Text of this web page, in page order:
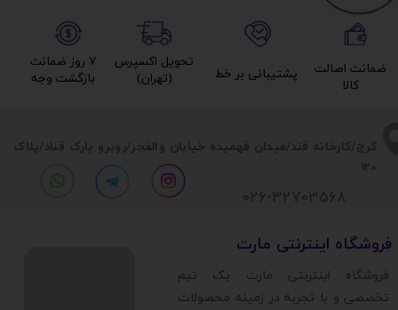
​​کرج/کارخانه قند/میدان فهمیده خیابان والفجر/روبرو پارک قناد/پلاک
120
​فروشگاه اینترنتی مارت
​فروشگاه اینترنتی مارت یک تیم
تخصصی و با تجربه در زمینه محصولات
026-32703568
۷ روز ضمانت
بازگشت وجه​​​​​​​
تحویل اکسپرس
(تهران)​​​​​​​
پشتیبانی بر خط​​​​​​​
ضمانت اصالت
کالا​​​​​​​